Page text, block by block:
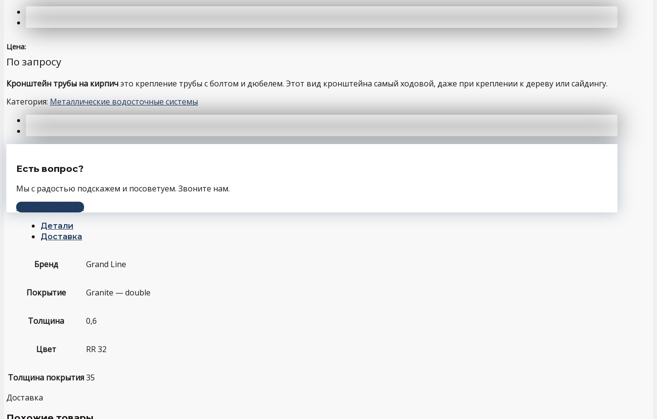
Цена:
По запросу
Кронштейн трубы на кирпичэто крепление трубы с болтом и дюбелем. Этот вид кронштейна самый ходовой, даже при креплении к дереву или сайдингу.
Категория: Металлические водосточные системы
Есть вопрос?
Мы с радостью подскажем и посоветуем. Звоните нам.
+7 (343) 243-56-66
Детали
Доставка
Бренд Grand Line
Покрытие Granite — double
Толщина 0,6
Цвет RR 32
Толщина покрытия35
Доставка